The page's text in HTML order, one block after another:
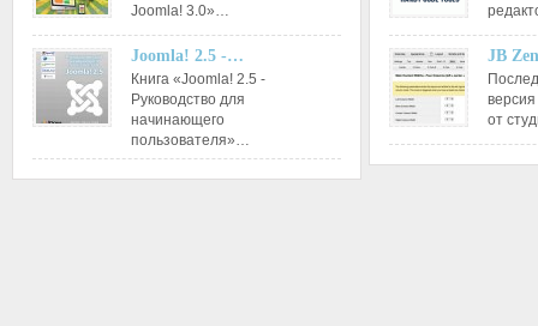
Joomla! 3.0»…
Joomla! 2.5 -…
Книга «Joomla! 2.5 -
Руководство для
начинающего
пользователя»…
JB
от